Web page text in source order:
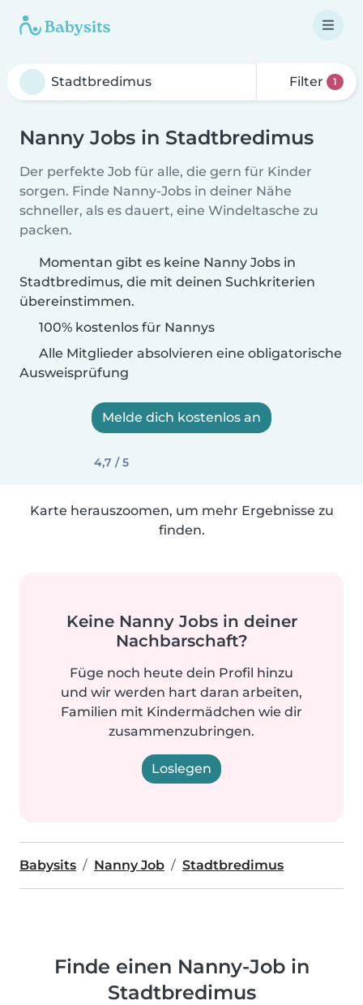
Filter 1
Nanny Jobs in Stadtbredimus
Der perfekte Job für alle, die gern für Kinder
sorgen. Finde Nanny-Jobs in deiner Nähe
schneller, als es dauert, eine Windeltasche zu
packen.
Momentan gibt es keine Nanny Jobs in
Stadtbredimus, die mit deinen Suchkriterien
übereinstimmen.
100% kostenlos für Nannys
Alle Mitglieder absolvieren eine obligatorische
Ausweisprüfung
Melde dich kostenlos an
4,7 / 5
Karte herauszoomen, um mehr Ergebnisse zu
finden.
Keine Nanny Jobs in deiner
Nachbarschaft?
Füge noch heute dein Profil hinzu
und wir werden hart daran arbeiten,
Familien mit Kindermädchen wie dir
zusammenzubringen.
Loslegen
Babysits Nanny Job Stadtbredimus
Finde einen Nanny-Job in
Stadtbredimus